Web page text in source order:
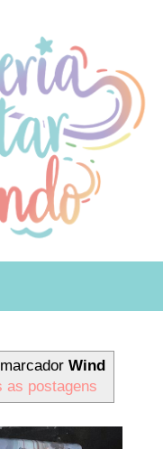
Wind
as postagens